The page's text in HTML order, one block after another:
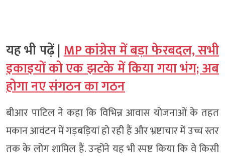
यह भी पढ़ें |MP कांग्रेस में बड़ा फेरबदल, सभी
इकाइयों को एक झटके में किया गया भंग; अब
होगा नए संगठन का गठन
बीआर पाटिल ने कहा कि विभिन्न आवास योजनाओं के तहत
मकान आवंटन में गड़बड़ियां हो रही हैं और भ्रष्टाचार में उच्च स्तर
तक के लोग शामिल हैं. उन्होंने यह भी स्पष्ट किया कि वे किसी